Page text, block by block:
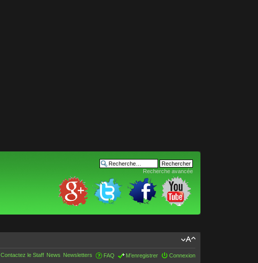
Recherche avancée
Contactez le Staff News Newsletters FAQ M’enregistrer Connexion